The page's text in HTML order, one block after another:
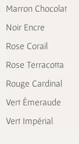
Marron Chocolat
Noir Encre
Rose Corail
Rose Terracotta
Rouge Cardinal
Vert Émeraude
Vert Impérial